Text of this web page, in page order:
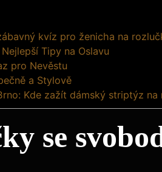
kvíz pro ženicha na
Tipy na Oslavu
pro Nevěstu
a Stylově
Kde zažít dámský striptýz
se